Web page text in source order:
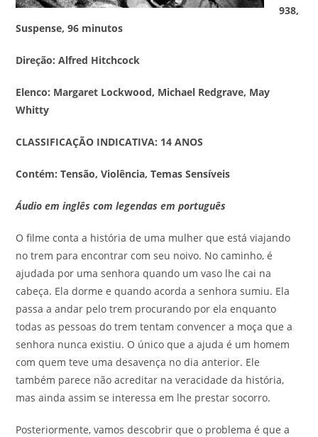
938,
Suspense, 96 minutos
Direção: Alfred Hitchcock
Elenco: Margaret Lockwood, Michael Redgrave, May
Whitty
CLASSIFICAÇÃO INDICATIVA: 14 ANOS
Contém: Tensão, Violência, Temas Sensíveis
Áudio em inglês com legendas em português
O filme conta a história de uma mulher que está viajando
no trem para encontrar com seu noivo. No caminho, é
ajudada por uma senhora quando um vaso lhe cai na
cabeça. Ela dorme e quando acorda a senhora sumiu. Ela
passa a andar pelo trem procurando por ela enquanto
todas as pessoas do trem tentam convencer a moça que a
senhora nunca existiu. O único que a ajuda é um homem
com quem teve uma desavença no dia anterior. Ele
também parece não acreditar na veracidade da história,
mas ainda assim se interessa em lhe prestar socorro.
Posteriormente, vamos descobrir que o problema é que a